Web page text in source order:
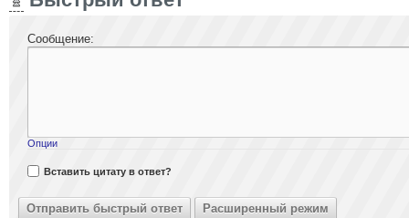
Сообщение:
Опции
Вставить цитату в ответ?